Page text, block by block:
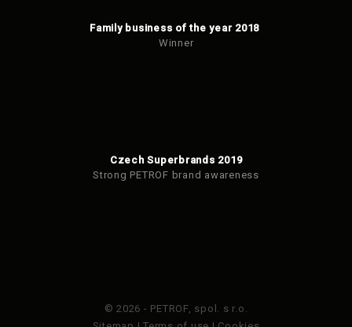
Family business of the year 2018
Winner
Czech Superbrands 2019
Strong PETROF brand awareness
© 2026 - PETROF, spol. s r.o.